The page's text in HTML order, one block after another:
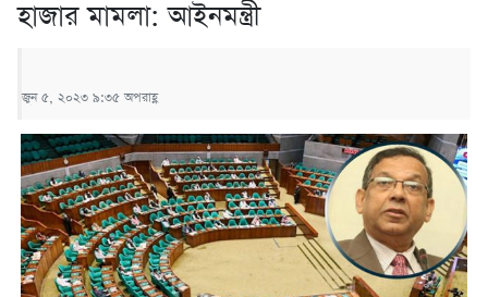
হাজার মামলা: আইনমন্ত্রী
জুন ৫, ২০২৩ ৯:৩৫ অপরাহ্ণ